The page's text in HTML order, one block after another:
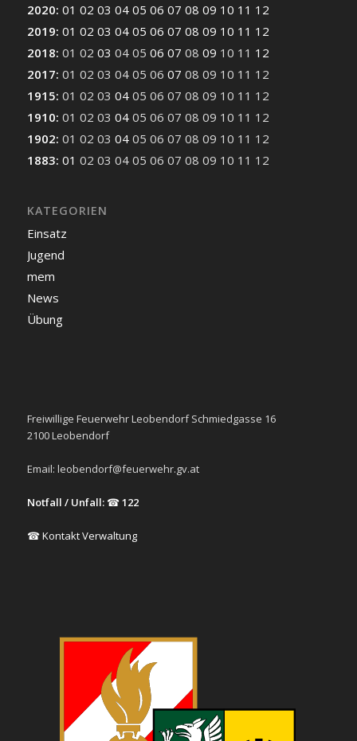
2020: 01 02 03 04 05 06 07 08 09 10 11 12
2019: 01 02 03 04 05 06 07 08 09 10 11 12
2018: 01 02 03 04 05 06 07 08 09 10 11 12
2017: 01 02 03 04 05 06 07 08 09 10 11 12
1915: 01 02 03 04 05 06 07 08 09 10 11 12
1910: 01 02 03 04 05 06 07 08 09 10 11 12
1902: 01 02 03 04 05 06 07 08 09 10 11 12
1883: 01 02 03 04 05 06 07 08 09 10 11 12
KATEGORIEN
Einsatz
Jugend
mem
News
Übung
Freiwillige Feuerwehr Leobendorf Schmiedgasse 16
2100 Leobendorf
Email: leobendorf@feuerwehr.gv.at
Notfall / Unfall:☎122
☎ Kontakt Verwaltung